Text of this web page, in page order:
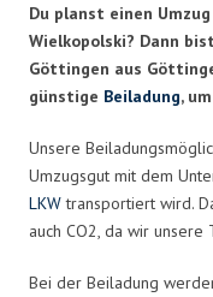
Du planst einen
Wielkopolski? Dann
Göttingen aus
günstige Beiladung,
Unsere
Umzugsgut mit dem
LKWtransportiert wird.
auch CO2, da wir
Bei der Beiladung